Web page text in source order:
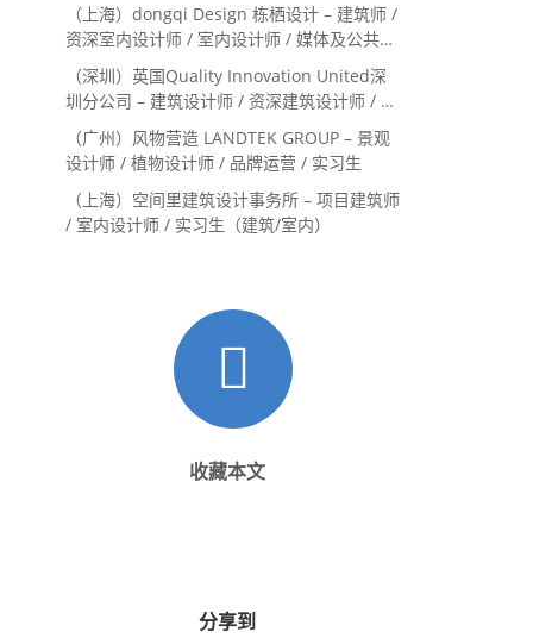
（上海）dongqi Design 栋栖设计 – 建筑师 /
资深室内设计师 / 室内设计师 / 媒体及公共关
系主管 / 设计实习生（常年招聘）
（深圳）英国Quality Innovation United深
圳分公司 – 建筑设计师 / 资深建筑设计师 / 室
内设计师 / 设计实习生
（广州）风物营造 LANDTEK GROUP – 景观
设计师 / 植物设计师 / 品牌运营 / 实习生
（上海）空间里建筑设计事务所 – 项目建筑师
/ 室内设计师 / 实习生（建筑/室内）
收藏本文
分享到